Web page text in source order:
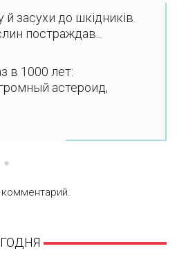
й засухи до шкідників.
постраждав...
в 1000 лет:
астероид,
комментарий.